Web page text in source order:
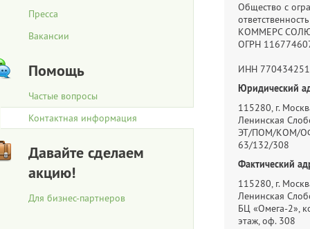
Пресса
Вакансии
Помощь
Частые вопросы
Контактная информация
Давайте сделаем
акцию!
Для бизнес-партнеров
Общество с
КОММЕРС
ОГРН
ИНН
Юридический
115280, г.
Ленинская
ЭТ/ПОМ/КОМ/
63/132/308
Фактический
115280, г.
Ленинская
БЦ «Омега-2»,
этаж, оф. 308